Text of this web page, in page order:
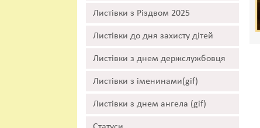
Листівки з Різдвом 2025
Листівки до дня захисту дітей
Листівки з днем держслужбовця
Листівки з іменинами(gif)
Листівки з днем ангела (gif)